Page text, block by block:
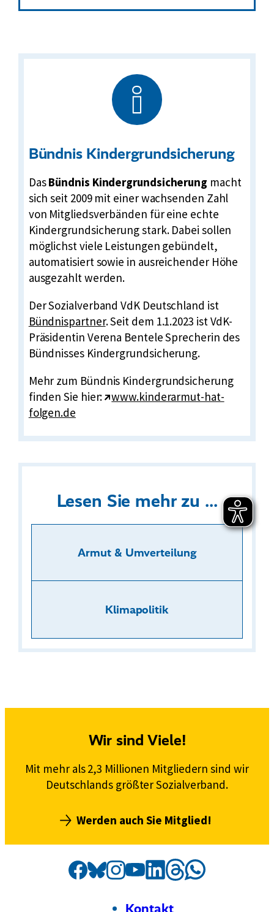
Bündnis Kindergrundsicherung
DasBündnis Kindergrundsicherung macht
sich seit 2009 mit einer wachsenden Zahl
von Mitgliedsverbänden für eine echte
Kindergrundsicherung stark. Dabei sollen
möglichst viele Leistungen gebündelt,
automatisiert sowie in ausreichender Höhe
ausgezahlt werden.
Der Sozialverband VdK Deutschland istE
x
t
n
e
L
n
Bündnispartner. Seit dem 1.1.2023 ist VdK-
Präsidentin Verena Bentele Sprecherin des
Bündnisses Kindergrundsicherung.
Mehr zum Bündnis Kindergrundsicherung
finden Sie hier: E
e
r
e
r
L
n
www.kinderarmut-hat-
folgen.de
Lesen Sie mehr zu ...
Armut & Umverteilung
Klimapolitik
Wir sind Viele!
Mit mehr als 2,3 Millionen Mitgliedern sind wir
Deutschlands größter Sozialverband.
Werden auch Sie Mitglied!
Social
Media
Externer
Link:
VdK
auf
Externer
Link:
VdK
Bluesky
Externer
Link:
VdK
auf
Externer
VdK
YouTube
Externer
Link:
VdK
auf
LinkedIn
Externer
Link:
VdK
auf
Externer
Link:
VdK
auf
Kontakt